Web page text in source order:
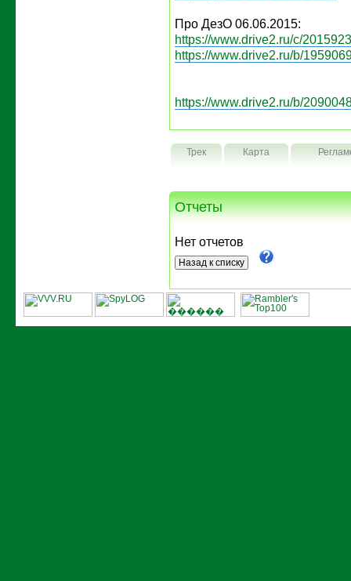
Про ДезО 06.06.2015:
https://www.drive2.ru/c/
https://www.drive2.ru/b/
https://www.drive2.ru/b/
Трек Карта
Отчеты
Нет отчетов